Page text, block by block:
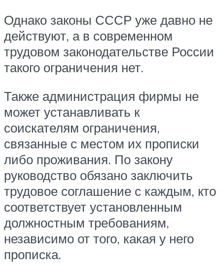
Однако законы СССР уже давно не
действуют, а в современном
трудовом законодательстве России
такого ограничения нет.
Также администрация фирмы не
может устанавливать к
соискателям ограничения,
связанные с местом их прописки
либо проживания. По закону
руководство обязано заключить
трудовое соглашение с каждым, кто
соответствует установленным
должностным требованиям,
независимо от того, какая у него
прописка.